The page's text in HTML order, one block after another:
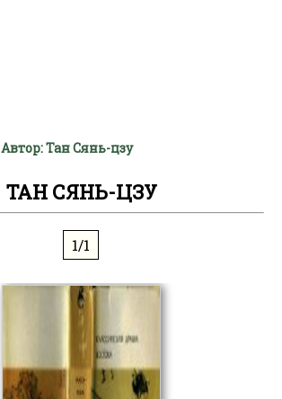
Автор: Тан Сянь-цзу
ТАН СЯНЬ-ЦЗУ
1/1